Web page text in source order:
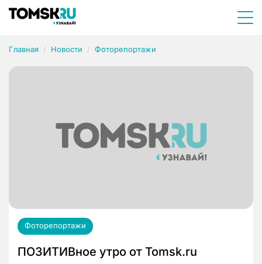
Главная Новости Фоторепортажи
Фоторепортажи
ПОЗИТИВное утро от Tomsk.ru